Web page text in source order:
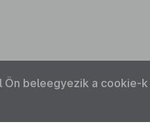
beleegyezik a cookie-k